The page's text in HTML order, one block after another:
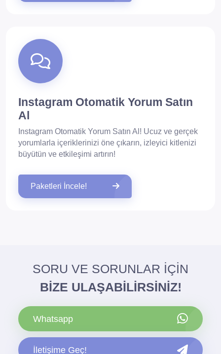
Instagram Otomatik Yorum Satın
Al
Instagram Otomatik Yorum Satın Al! Ucuz ve gerçek
yorumlarla içeriklerinizi öne çıkarın, izleyici kitlenizi
büyütün ve etkileşimi artırın!
Paketleri İncele!
SORU VE SORUNLAR İÇİN
BİZE ULAŞABİLİRSİNİZ!
Whatsapp
İletişime Geç!